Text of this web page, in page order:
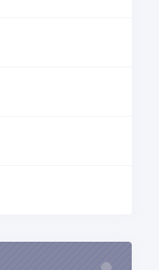
Loading...